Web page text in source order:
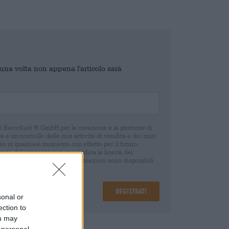
or
to
may
volta non appena l'articolo sarà
® GmbH per la creazione e la gestione di
e un controllo delle mie attività di vendita e dei miei
in qualsiasi momento con effetto per il futuro
del consenso non pregiudica la liceità del
della revoca. Ulteriori informazioni sono disponibili
Registrati
€ 0,15